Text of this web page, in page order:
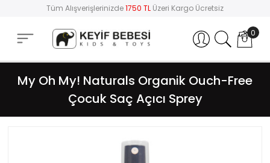
Tüm Alışverişlerinizde1750 TL Üzeri Kargo Ücretsiz
Hesabım 0
My Oh My! Naturals Organik Ouch-Free
Çocuk Saç Açıcı Sprey